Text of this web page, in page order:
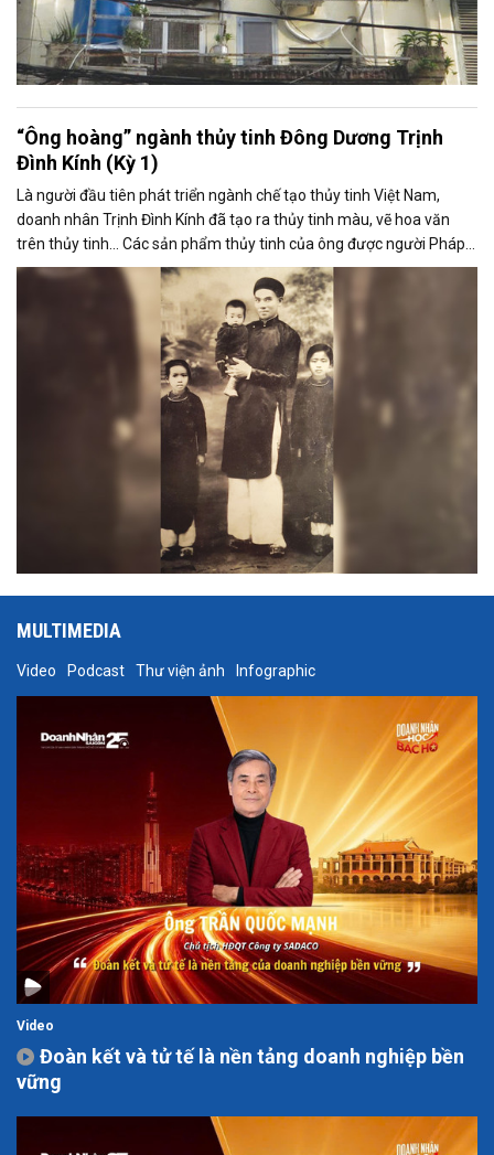
“Ông hoàng” ngành thủy tinh Đông Dương Trịnh
Đình Kính (Kỳ 1)
Là người đầu tiên phát triển ngành chế tạo thủy tinh Việt Nam,
doanh nhân Trịnh Đình Kính đã tạo ra thủy tinh màu, vẽ hoa văn
trên thủy tinh… Các sản phẩm thủy tinh của ông được người Pháp
đón nhận tại thị trường Việt Nam và sau đó được tiêu thụ rất mạnh
tại nhiều nước trên thế giới.
MULTIMEDIA
Video Podcast Thư viện ảnh Infographic
Video
Đoàn kết và tử tế là nền tảng doanh nghiệp bền
vững